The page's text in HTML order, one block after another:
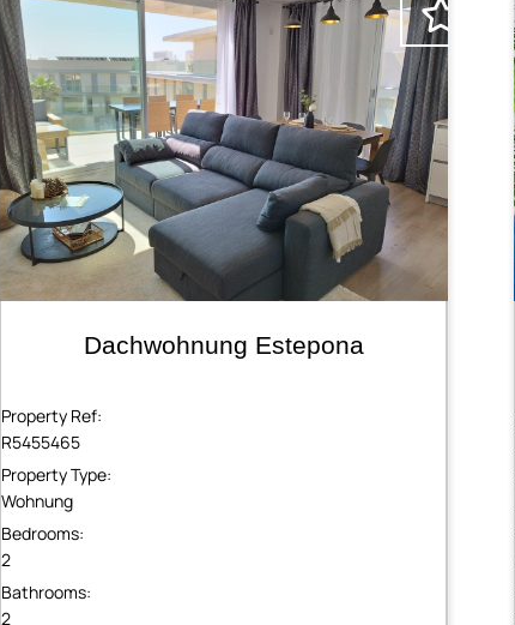
Dachwohnung Estepona
Property Ref:
R5455465
Property Type:
Wohnung
Bedrooms:
2
Bathrooms:
2